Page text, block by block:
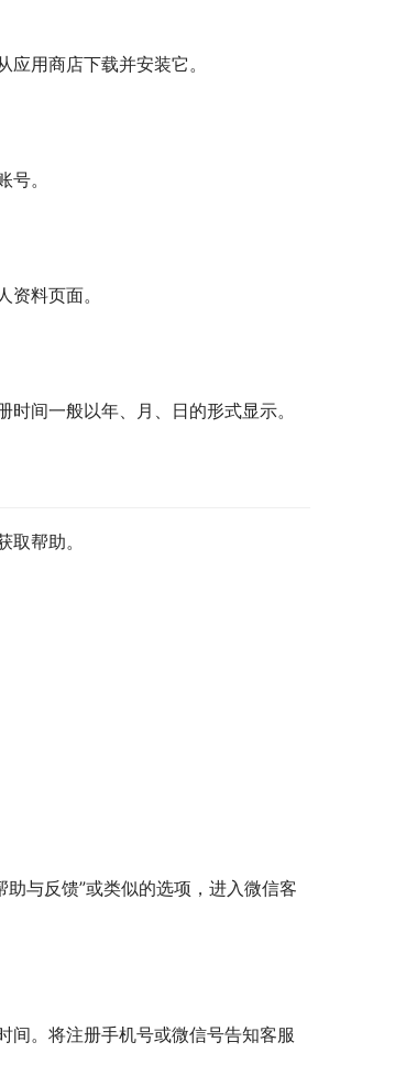
用商店下载并安装它。
。
料页面。
间一般以年、月、日的形式显示。
帮助。
与反馈”或类似的选项，进入微信客
间。将注册手机号或微信号告知客服